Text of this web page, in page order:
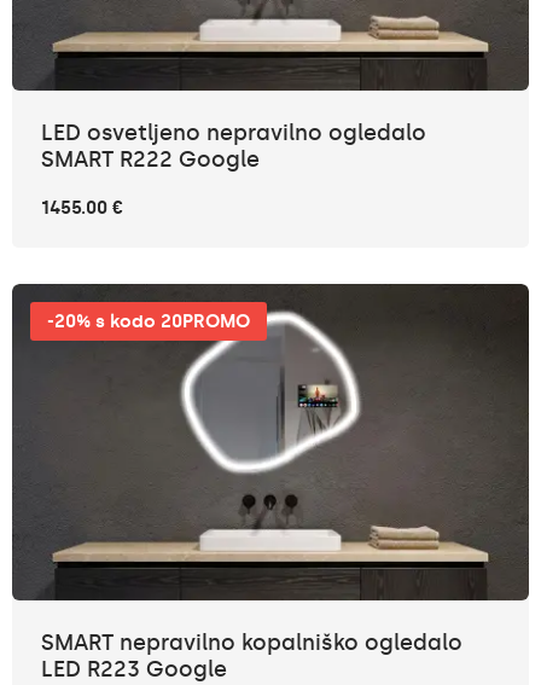
LED osvetljeno nepravilno ogledalo
SMART R222 Google
1455.00 €
-20% s kodo 20PROMO
SMART nepravilno kopalniško ogledalo
LED R223 Google